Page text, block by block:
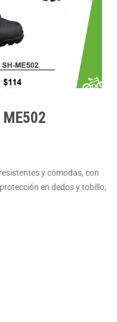
ME502
y cómodas, con
en dedos y tobillo,